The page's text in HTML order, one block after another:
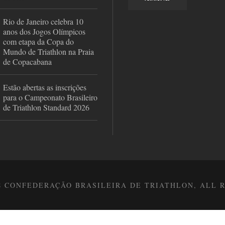
Rio de Janeiro celebra 10
anos dos Jogos Olímpicos
com etapa da Copa do
Mundo de Triathlon na Praia
de Copacabana
Estão abertas as inscrições
para o Campeonato Brasileiro
de Triathlon Standard 2026
CONFEDERAÇÃO BRASILEIRA DE TRIATHLON, ALL